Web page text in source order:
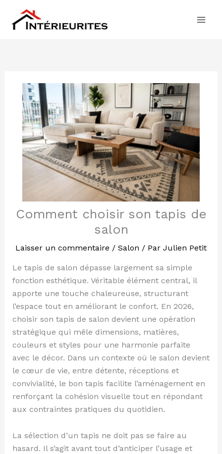
contenu
Comment choisir son tapis de
salon
Laisser un commentaire / Salon / Par Julien Petit
Le tapis de salon dépasse largement sa simple
fonction esthétique. Véritable élément central, il
apporte une touche chaleureuse, structurant
l’espace tout en améliorant le confort. En 2026,
choisir son tapis de salon devient une opération
stratégique qui mêle dimensions, matières,
couleurs et styles pour une harmonie parfaite
avec le décor. Dans un contexte où le salon devient
le cœur de vie, entre détente, réceptions et
convivialité, le bon tapis facilite l’aménagement en
renforçant la cohésion visuelle tout en répondant
aux contraintes pratiques du quotidien.
La sélection d’un tapis ne doit pas se faire au
hasard. Il s’agit avant tout d’anticiper l’usage et